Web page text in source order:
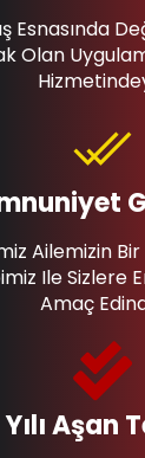
Yılı Aşan
Ailemizin Bir
Ile Sizlere
Amaç
Esnasında
Olan